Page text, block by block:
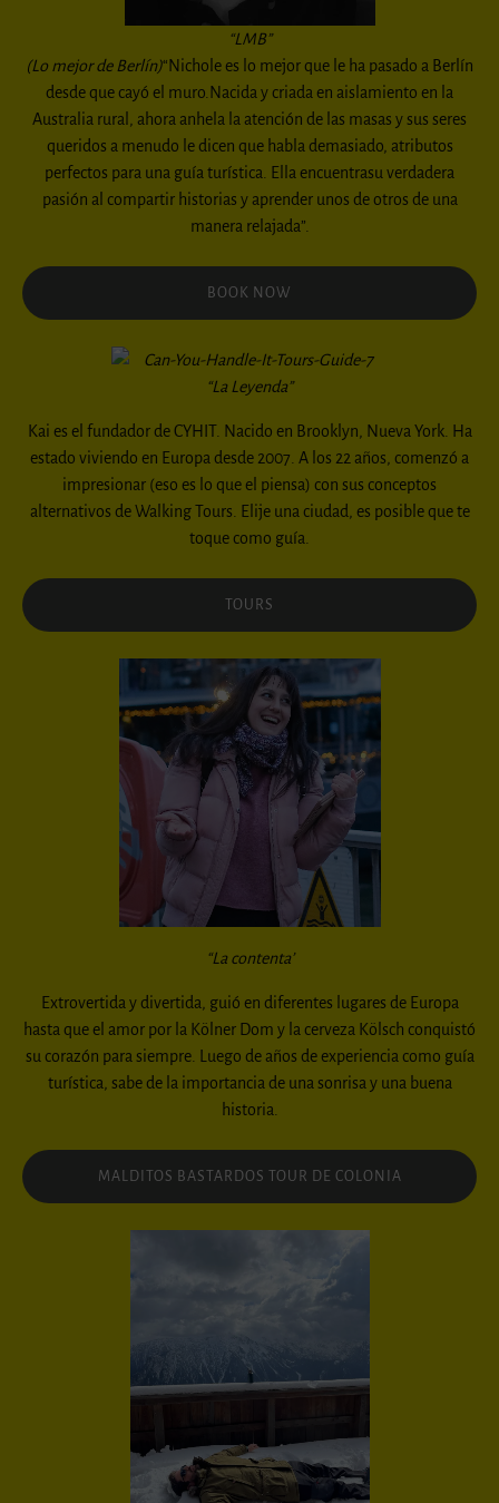
“LMB”
(Lo mejor de Berlín)“Nichole es lo mejor que le ha pasado a Berlín
desde que cayó el muro.Nacida y criada en aislamiento en la
Australia rural, ahora anhela la atención de las masas y sus seres
queridos a menudo le dicen que habla demasiado, atributos
perfectos para una guía turística. Ella encuentrasu verdadera
pasión al compartir historias y aprender unos de otros de una
manera relajada”.
BOOK NOW
“La Leyenda”
Kai es el fundador de CYHIT. Nacido en Brooklyn, Nueva York. Ha
estado viviendo en Europa desde 2007. A los 22 años, comenzó a
impresionar (eso es lo que el piensa) con sus conceptos
alternativos de Walking Tours. Elije una ciudad, es posible que te
toque como guía.
TOURS
“La contenta’
Extrovertida y divertida, guió en diferentes lugares de Europa
hasta que el amor por la Kölner Dom y la cerveza Kölsch conquistó
su corazón para siempre. Luego de años de experiencia como guía
turística, sabe de la importancia de una sonrisa y una buena
historia.
MALDITOS BASTARDOS TOUR DE COLONIA